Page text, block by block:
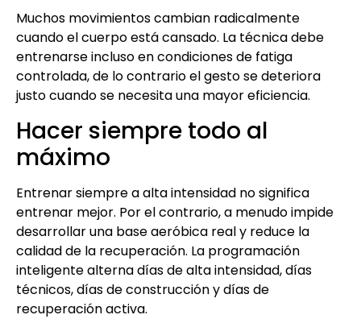
Muchos movimientos cambian radicalmente
cuando el cuerpo está cansado. La técnica debe
entrenarse incluso en condiciones de fatiga
controlada, de lo contrario el gesto se deteriora
justo cuando se necesita una mayor eficiencia.
Hacer siempre todo al
máximo
Entrenar siempre a alta intensidad no significa
entrenar mejor. Por el contrario, a menudo impide
desarrollar una base aeróbica real y reduce la
calidad de la recuperación. La programación
inteligente alterna días de alta intensidad, días
técnicos, días de construcción y días de
recuperación activa.